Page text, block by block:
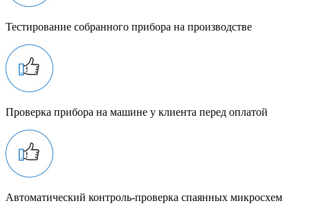
Тестирование собранного прибора на производстве
Проверка прибора на машине у клиента перед оплатой
Автоматический контроль-проверка спаянных микросхем